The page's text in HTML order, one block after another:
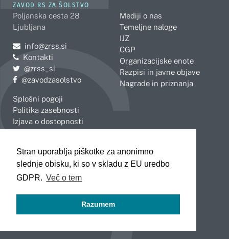
Stran uporablja piškotke za anonimno
slednje obisku, ki so v skladu z EU uredbo
GDPR. Več o tem
Razumem
ZAVOD RS ZA ŠOLSTVO
Poljanska cesta 28
Ljubljana
Pošljite e-mail na
info@zrss.si
Kontakti
Pojdite na Twitter:
@zrss_si
Pojdite na Facebook:
@zavodzasolstvo
Splošni pogoji
Politika zasebnosti
Izjava o dostopnosti
Mediji o nas
Temeljne naloge
IJZ
CGP
Organizacijske enote
Razpisi in javne objave
Nagrade in priznanja
Celje
Koper
Kranj
Novo mesto
Slovenj Gradec